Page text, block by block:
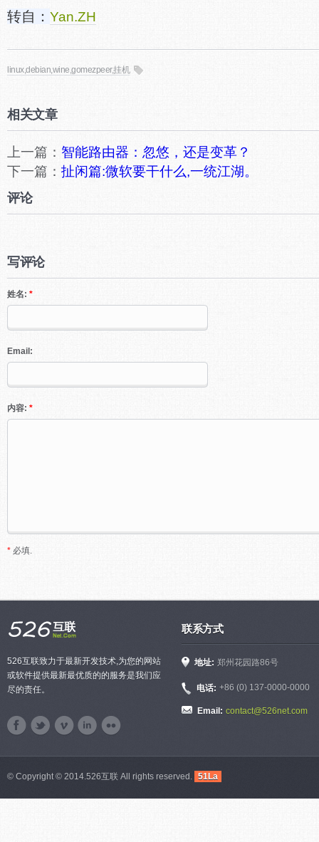
转自： Yan.ZH
linux,debian,wine,gomezpeer,挂机
相关文章
上一篇： 智能路由器：忽悠，还是变革？
下一篇： 扯闲篇:微软要干什么,一统江湖。
评论
写评论
姓名: *
Email:
内容: *
* 必填.
526互联致力于最新开发技术,为您的网站
或软件提供最新最优质的的服务是我们应
尽的责任。
联系方式
地址: 郑州花园路86号
电话: +86 (0) 137-0000-0000
Email: contact@526net.com
© Copyright © 2014.526互联 All rights reserved. 51La